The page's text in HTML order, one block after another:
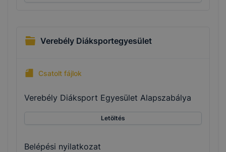
Verebély Diáksportegyesület
Csatolt fájlok
Verebély Diáksport Egyesület Alapszabálya
Letöltés
Belépési nyilatkozat